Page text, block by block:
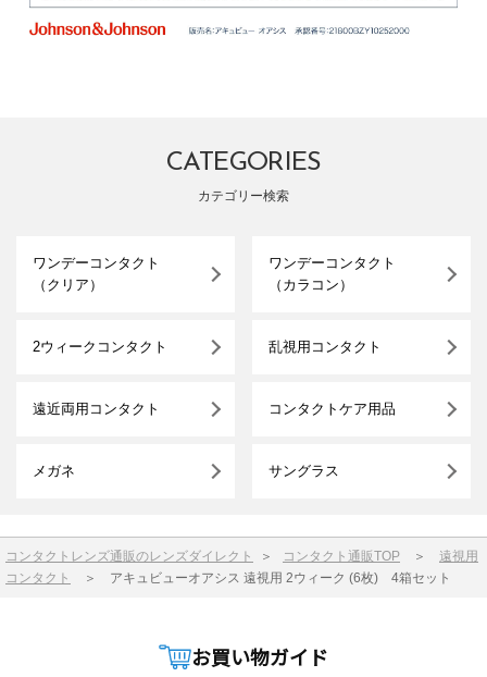
CATEGORIES
カテゴリー検索
ワンデーコンタクト
（クリア）
ワンデーコンタクト
（カラコン）
2ウィークコンタクト 乱視用コンタクト
遠近両用コンタクト コンタクトケア用品
メガネ サングラス
コンタクトレンズ通販のレンズダイレクト ＞ コンタクト通販TOP ＞ 遠視用
コンタクト
＞ アキュビューオアシス 遠視用 2ウィーク (6枚) 4箱セット
お買い物ガイド